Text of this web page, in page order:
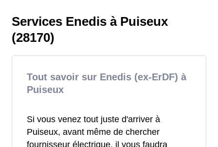
Services Enedis à Puiseux
(28170)
Tout savoir sur Enedis (ex-ErDF) à
Puiseux
Si vous venez tout juste d'arriver à
Puiseux, avant même de chercher
fournisseur électrique, il vous faudra